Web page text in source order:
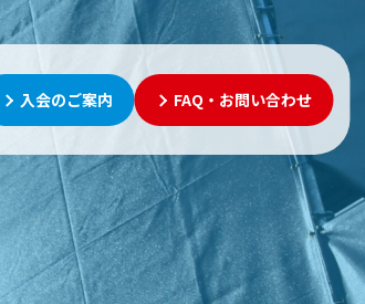
入会のご案内 FAQ・お問い合わせ